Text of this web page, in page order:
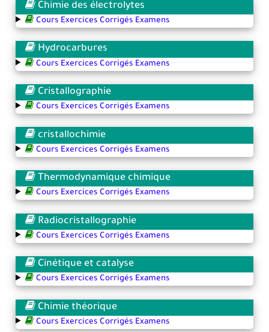
Chimie des électrolytes
Cours Exercices Corrigés Examens
Hydrocarbures
Cours Exercices Corrigés Examens
Cristallographie
Cours Exercices Corrigés Examens
cristallochimie
Cours Exercices Corrigés Examens
Thermodynamique chimique
Cours Exercices Corrigés Examens
Radiocristallographie
Cours Exercices Corrigés Examens
Cinétique et catalyse
Cours Exercices Corrigés Examens
Chimie théorique
Cours Exercices Corrigés Examens